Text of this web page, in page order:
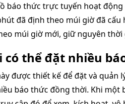
báo thức trực tuyến hoạt động
đã định theo múi giờ đã
múi giờ mới, giữ nguyên
có thể đặt nhiều
được thiết kế để đặt và
báo thức đồng thời. Khi một